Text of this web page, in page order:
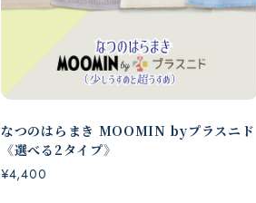
なつのはらまき MOOMIN byプラスニド
《選べる2タイプ》
¥4,400